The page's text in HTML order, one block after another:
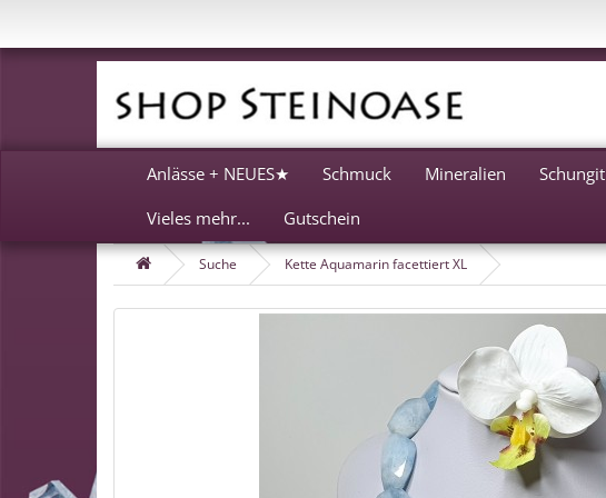
Anlässe + NEUES★ Schmuck Mineralien Schungit
Vieles mehr...
Gutschein
Suche Kette Aquamarin facettiert XL